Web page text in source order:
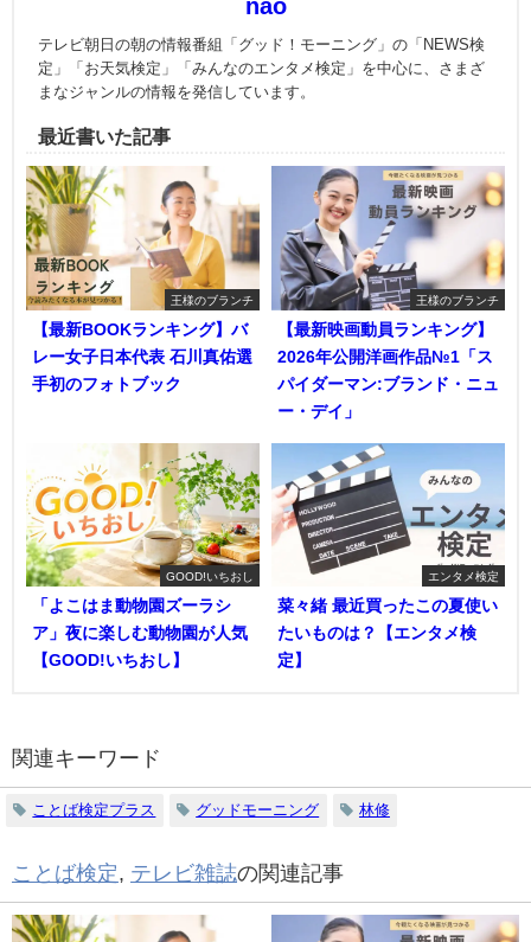
nao
テレビ朝日の朝の情報番組「グッド！モーニング」の「NEWS検
定」「お天気検定」「みんなのエンタメ検定」を中心に、さまざ
まなジャンルの情報を発信しています。
最近書いた記事
王様のブランチ
【最新BOOKランキング】バ
レー女子日本代表 石川真佑選
手初のフォトブック
王様のブランチ
【最新映画動員ランキング】
2026年公開洋画作品№1「ス
パイダーマン:ブランド・ニュ
ー・デイ」
GOOD!いちおし
「よこはま動物園ズーラシ
ア」夜に楽しむ動物園が人気
【GOOD!いちおし】
エンタメ検定
菜々緒 最近買ったこの夏使い
たいものは？【エンタメ検
定】
関連キーワード
ことば検定プラス グッドモーニング 林修
ことば検定, テレビ雑誌の関連記事